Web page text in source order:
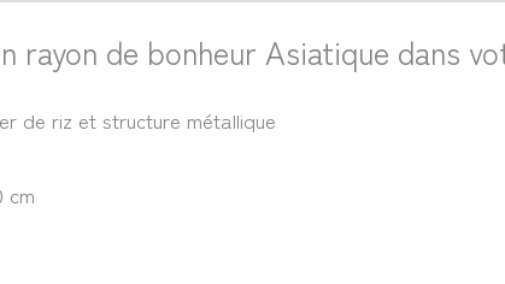
rayon de bonheur Asiatique dans
de riz et structure métallique
cm